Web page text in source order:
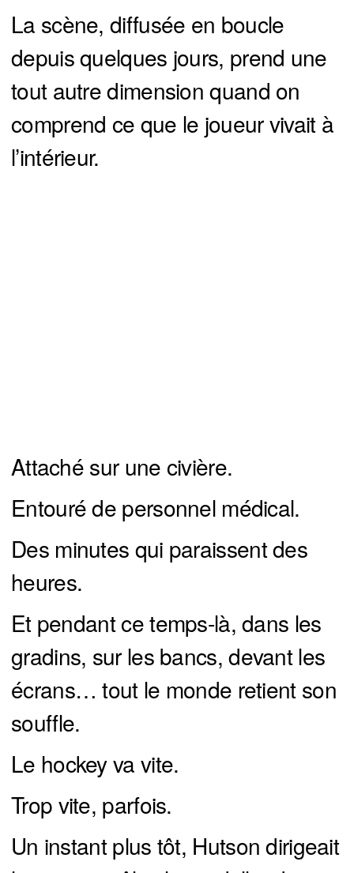
La scène, diffusée en boucle
depuis quelques jours, prend une
tout autre dimension quand on
comprend ce que le joueur vivait à
l’intérieur.
Attaché sur une civière.
Entouré de personnel médical.
Des minutes qui paraissent des
heures.
Et pendant ce temps-là, dans les
gradins, sur les bancs, devant les
écrans… tout le monde retient son
souffle.
Le hockey va vite.
Trop vite, parfois.
Un instant plus tôt, Hutson dirigeait